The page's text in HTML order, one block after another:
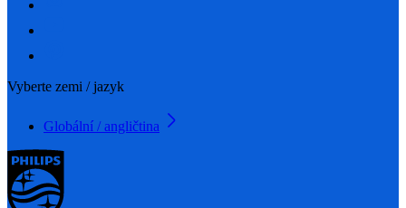
Vyberte zemi / jazyk
Globální / angličtina